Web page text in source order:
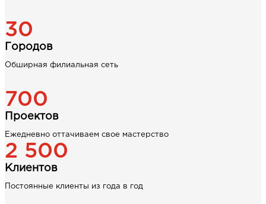
30
Городов
Обширная филиальная сеть
700
Проектов
Ежедневно оттачиваем свое мастерство
2 500
Клиентов
Постоянные клиенты из года в год